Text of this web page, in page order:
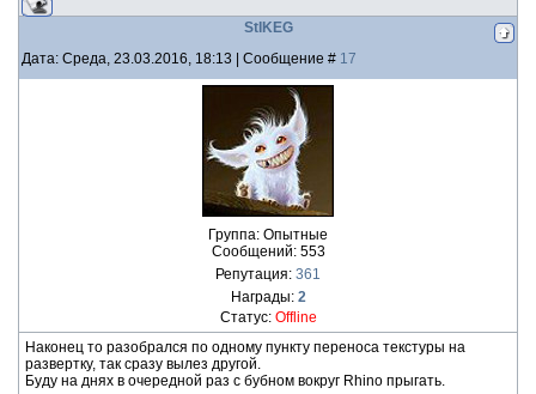
StIKEG
Дата: Среда, 23.03.2016, 18:13 | Сообщение # 17
Группа: Опытные
Сообщений: 553
Репутация: 361
Награды: 2
Статус: Offline
Наконец то разобрался по одному пункту переноса текстуры на
развертку, так сразу вылез другой.
Буду на днях в очередной раз с бубном вокруг Rhino прыгать.